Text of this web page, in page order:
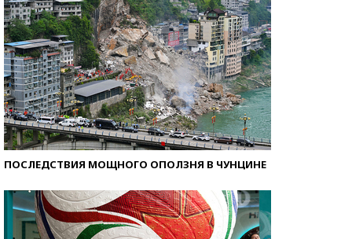
ПОСЛЕДСТВИЯ МОЩНОГО ОПОЛЗНЯ В ЧУНЦИНЕ